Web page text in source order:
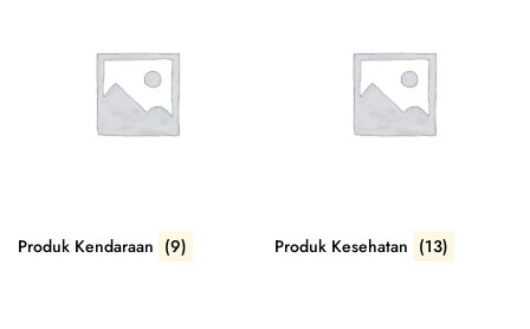
Produk Kendaraan (9) Produk Kesehatan (13)